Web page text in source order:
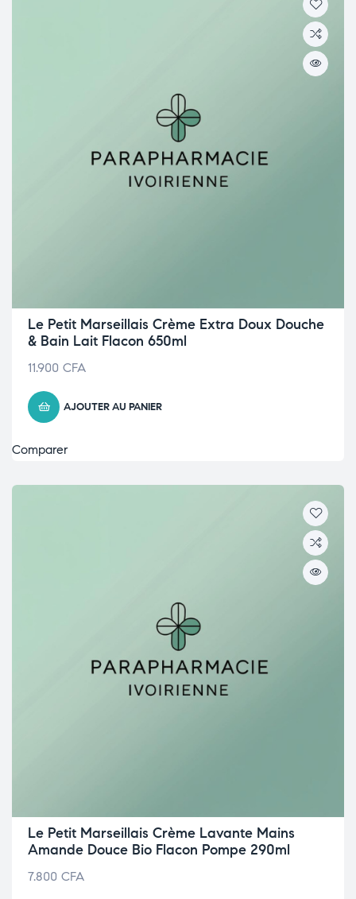
Le Petit Marseillais Crème Extra Doux Douche
& Bain Lait Flacon 650ml
11.900 CFA
AJOUTER AU PANIER
Comparer
Le Petit Marseillais Crème Lavante Mains
Amande Douce Bio Flacon Pompe 290ml
7.800 CFA